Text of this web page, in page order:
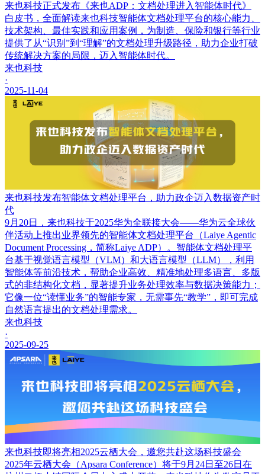
来也科技正式发布《来也ADP：文档处理进入智能体时代》
白皮书，全面解读来也科技智能体文档处理平台的核心能力、
技术架构、最佳实践和应用案例，为制造、保险和银行等行业
提供了从“识别”到“理解”的文档处理升级路径，助力企业打破
传统解决方案的局限，迈入智能体时代。
来也科技
·
2025-11-04
来也科技发布智能体文档处理平台，助力政企迈入数据资产时
代
9月20日，来也科技于2025华为全联接大会——华为云全球伙
伴活动上推出业界领先的智能体文档处理平台（Laiye Agentic
Document Processing，简称Laiye ADP）。智能体文档处理平
台基于视觉语言模型（VLM）和大语言模型（LLM），利用
智能体等前沿技术，帮助企业高效、精准地处理多语言、多版
式的非结构化文档，显著提升业务处理效率与数据决策能力；
它像一位“读懂业务”的智能专家，无需事先“教学”，即可完成
自然语言提出的文档处理需求。
来也科技
·
2025-09-25
来也科技即将亮相2025云栖大会，邀您共赴这场科技盛会
2025年云栖大会（Apsara Conference）将于9月24日至26日在